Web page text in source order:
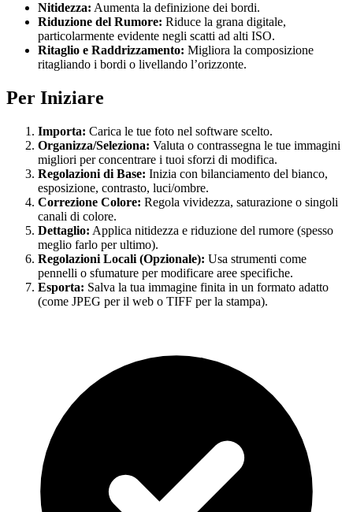
Nitidezza: Aumenta la definizione dei bordi.
Riduzione del Rumore: Riduce la grana digitale,
particolarmente evidente negli scatti ad alti ISO.
Ritaglio e Raddrizzamento: Migliora la composizione
ritagliando i bordi o livellando l’orizzonte.
Per Iniziare
Importa: Carica le tue foto nel software scelto.
Organizza/Seleziona: Valuta o contrassegna le tue immagini
migliori per concentrare i tuoi sforzi di modifica.
Regolazioni di Base: Inizia con bilanciamento del bianco,
esposizione, contrasto, luci/ombre.
Correzione Colore: Regola vividezza, saturazione o singoli
canali di colore.
Dettaglio: Applica nitidezza e riduzione del rumore (spesso
meglio farlo per ultimo).
Regolazioni Locali (Opzionale): Usa strumenti come
pennelli o sfumature per modificare aree specifiche.
Esporta: Salva la tua immagine finita in un formato adatto
(come JPEG per il web o TIFF per la stampa).